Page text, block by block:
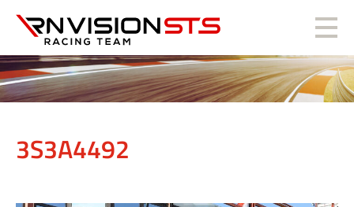
RN Vision STS
3S3A4492